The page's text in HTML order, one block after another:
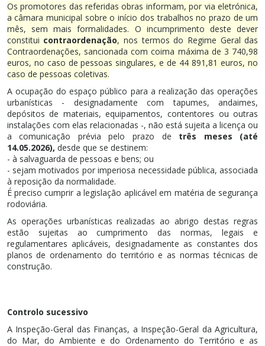
Os promotores das referidas obras informam, por via eletrónica,
a câmara municipal sobre o início dos trabalhos no prazo de um
mês, sem mais formalidades. O incumprimento deste dever
constitui contraordenação, nos termos do Regime Geral das
Contraordenações, sancionada com coima máxima de 3 740,98
euros, no caso de pessoas singulares, e de 44 891,81 euros, no
caso de pessoas coletivas.
A ocupação do espaço público para a realização das operações
urbanísticas - designadamente com tapumes, andaimes,
depósitos de materiais, equipamentos, contentores ou outras
instalações com elas relacionadas -, não está sujeita a licença ou
a comunicação prévia pelo prazo de três meses (até
14.05.2026), desde que se destinem:
- à salvaguarda de pessoas e bens; ou
- sejam motivados por imperiosa necessidade pública, associada
à reposição da normalidade.
É preciso cumprir a legislação aplicável em matéria de segurança
rodoviária.
As operações urbanísticas realizadas ao abrigo destas regras
estão sujeitas ao cumprimento das normas, legais e
regulamentares aplicáveis, designadamente as constantes dos
planos de ordenamento do território e as normas técnicas de
construção.
Controlo sucessivo
A Inspeção-Geral das Finanças, a Inspeção-Geral da Agricultura,
do Mar, do Ambiente e do Ordenamento do Território e as